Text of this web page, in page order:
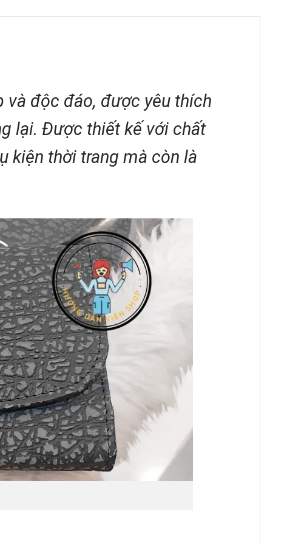
và độc đáo, được yêu thích
lại. Được thiết kế với chất
kiện thời trang mà còn là